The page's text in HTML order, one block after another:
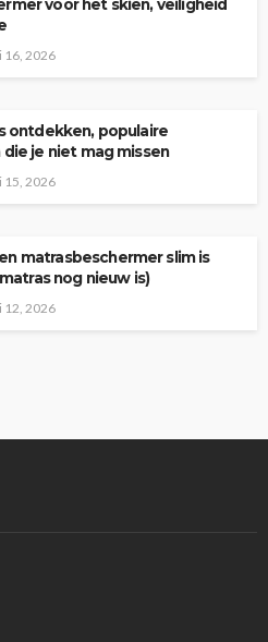
voor het skiën, veiligheid
16, 2026
ontdekken, populaire
je niet mag missen
15, 2026
matrasbeschermer slim is
nog nieuw is)
12, 2026